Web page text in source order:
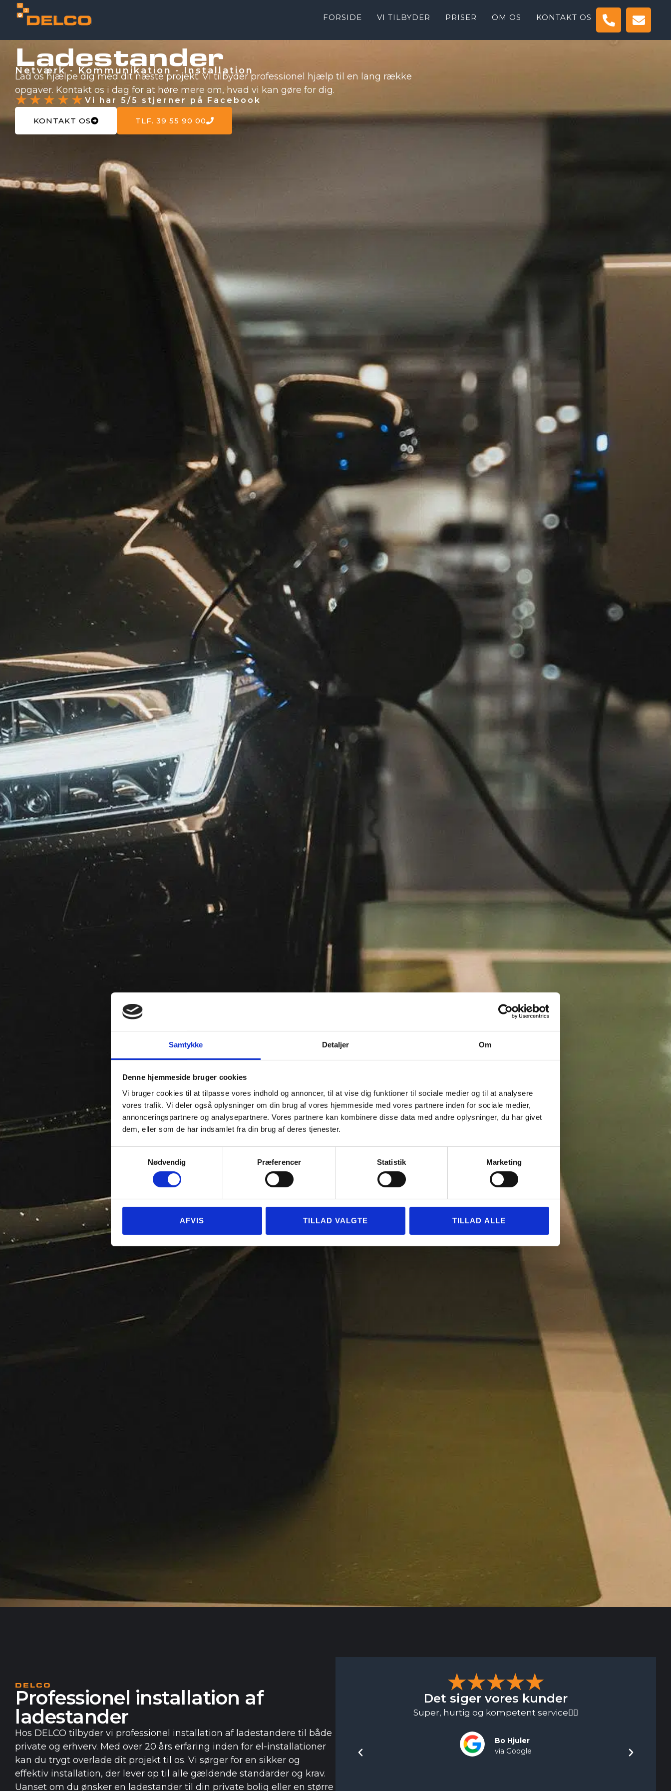
Samtykke Detaljer Om
Denne hjemmeside bruger cookies
Vi bruger cookies til at tilpasse vores indhold og annoncer, til at vise dig funktioner til sociale medier og til at analysere
vores trafik. Vi deler også oplysninger om din brug af vores hjemmeside med vores partnere inden for sociale medier,
annonceringspartnere og analysepartnere. Vores partnere kan kombinere disse data med andre oplysninger, du har givet
dem, eller som de har indsamlet fra din brug af deres tjenester.
Nødvendig
Præferencer Statistik Marketing
AFVIS TILLAD VALGTE TILLAD ALLE
FORSIDE VI TILBYDER PRISER OM OS KONTAKT OS
Ladestander
Netværk · Kommunikation · Installation
Lad os hjælpe dig med dit næste projekt. Vi tilbyder professionel hjælp til en lang række
opgaver. Kontakt os i dag for at høre mere om, hvad vi kan gøre for dig.
★★★★★ Vi har 5/5 stjerner på Facebook
KONTAKT OS TLF. 39 55 90 00
DELCO
Professionel installation af
ladestander
Hos DELCO tilbyder vi professionel installation af ladestandere til både
private og erhverv. Med over 20 års erfaring inden for el-installationer
kan du trygt overlade dit projekt til os. Vi sørger for en sikker og
effektiv installation, der lever op til alle gældende standarder og krav.
Uanset om du ønsker en ladestander til din private bolig eller en større
★★★★★
Det siger vores kunder
Super, hurtig og kompetent service👍🏻
Bo Hjuler
via Google